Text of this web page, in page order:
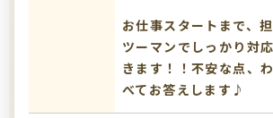
お仕事スタートまで、
ツーマンでしっかり対
きます！！不安な点、
べてお答えします♪